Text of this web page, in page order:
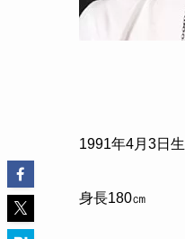
1991年4月3日生
身長180㎝